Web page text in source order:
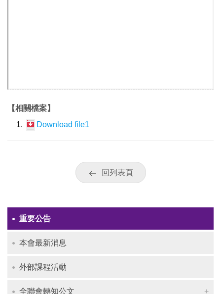
【相關檔案】
Download file1
回列表頁
重要公告
本會最新消息
外部課程活動
全聯會轉知公文